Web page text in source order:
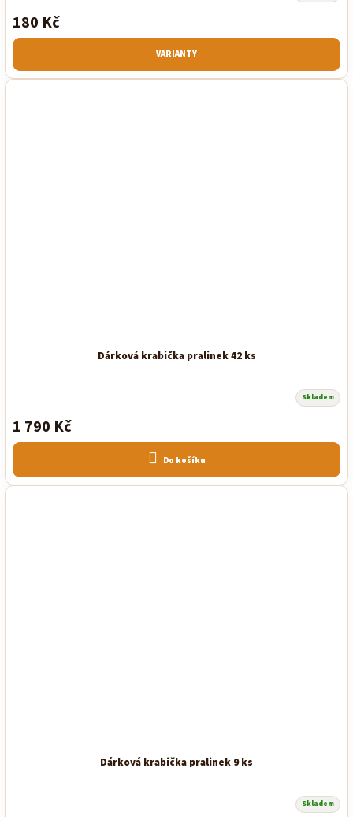
180 Kč
VARIANTY
Dárková krabička pralinek 42 ks
Skladem
1 790 Kč
Do košíku
Dárková krabička pralinek 9 ks
Skladem